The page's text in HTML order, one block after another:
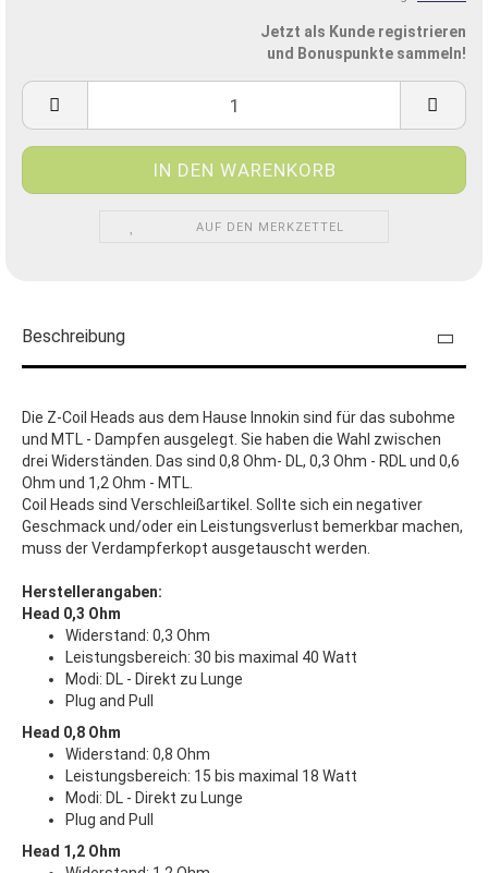
Jetzt als Kunde registrieren
und Bonuspunkte sammeln!
AUF DEN MERKZETTEL
Beschreibung
Die Z-Coil Heads aus dem Hause Innokin sind für das subohme
und MTL - Dampfen ausgelegt. Sie haben die Wahl zwischen
drei Widerständen. Das sind 0,8 Ohm- DL, 0,3 Ohm - RDL und 0,6
Ohm und 1,2 Ohm - MTL.
Coil Heads sind Verschleißartikel. Sollte sich ein negativer
Geschmack und/oder ein Leistungsverlust bemerkbar machen,
muss der Verdampferkopt ausgetauscht werden.
Herstellerangaben:
Head 0,3 Ohm
Widerstand: 0,3 Ohm
Leistungsbereich: 30 bis maximal 40 Watt
Modi: DL - Direkt zu Lunge
Plug and Pull
Head 0,8 Ohm
Widerstand: 0,8 Ohm
Leistungsbereich: 15 bis maximal 18 Watt
Modi: DL - Direkt zu Lunge
Plug and Pull
Head 1,2 Ohm